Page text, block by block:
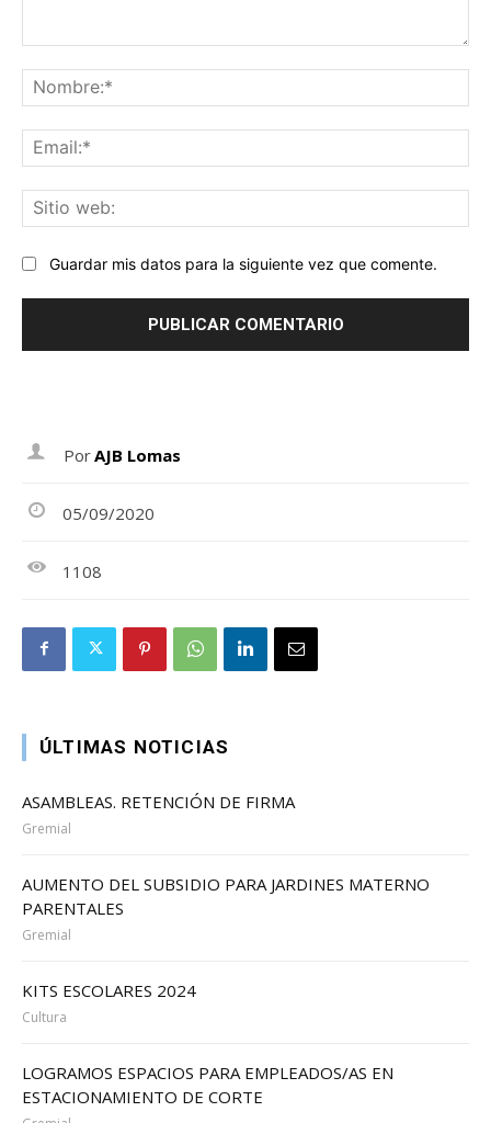
Guardar mis datos para la siguiente vez que comente.
PorAJB Lomas
05/09/2020
1108
ÚLTIMAS NOTICIAS
ASAMBLEAS. RETENCIÓN DE FIRMA
Gremial
AUMENTO DEL SUBSIDIO PARA JARDINES MATERNO
PARENTALES
Gremial
KITS ESCOLARES 2024
Cultura
LOGRAMOS ESPACIOS PARA EMPLEADOS/AS EN
ESTACIONAMIENTO DE CORTE